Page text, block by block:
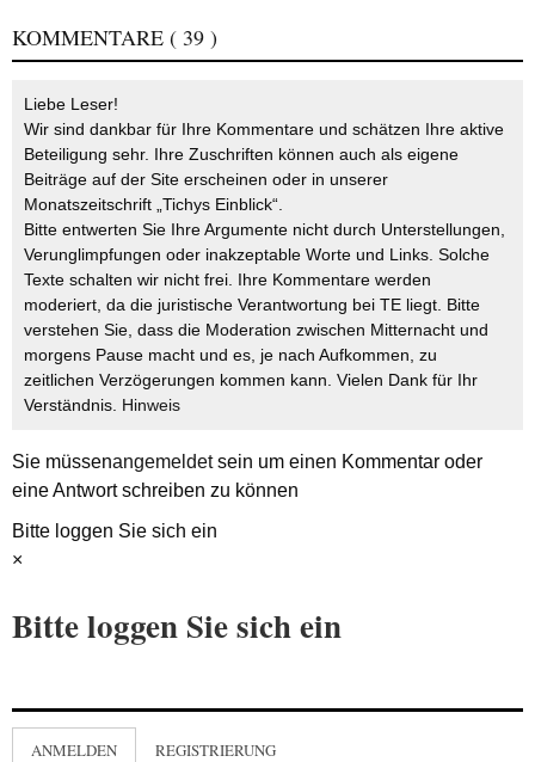
KOMMENTARE ( 39 )
Liebe Leser!
Wir sind dankbar für Ihre Kommentare und schätzen Ihre aktive
Beteiligung sehr. Ihre Zuschriften können auch als eigene
Beiträge auf der Site erscheinen oder in unserer
Monatszeitschrift „Tichys Einblick“.
Bitte entwerten Sie Ihre Argumente nicht durch Unterstellungen,
Verunglimpfungen oder inakzeptable Worte und Links. Solche
Texte schalten wir nicht frei. Ihre Kommentare werden
moderiert, da die juristische Verantwortung bei TE liegt. Bitte
verstehen Sie, dass die Moderation zwischen Mitternacht und
morgens Pause macht und es, je nach Aufkommen, zu
zeitlichen Verzögerungen kommen kann. Vielen Dank für Ihr
Verständnis. Hinweis
Sie müssenangemeldetsein um einen Kommentar oder
eine Antwort schreiben zu können
Bitte loggen Sie sich ein
×
Bitte loggen Sie sich ein
ANMELDEN REGISTRIERUNG